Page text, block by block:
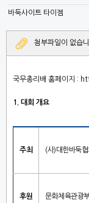
바둑사이트 타이젬
첨부파일이 없습
국무총리배 홈페이지
1. 대회 개요
주최 (사)대한바둑협
후원 문화체육관광